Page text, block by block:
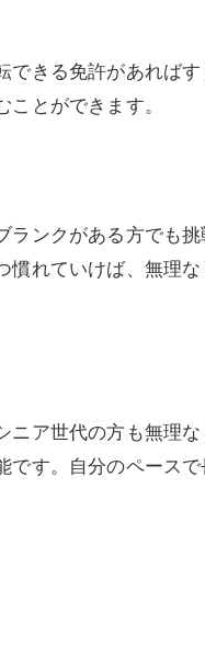
できる免許があれば
とができます。
ンクがある方でも
れていけば、無理
ア世代の方も無理
す。自分のペース